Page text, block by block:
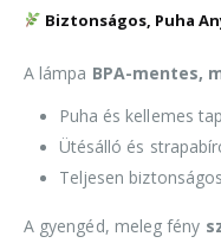
Biztonságos, Puha
A lámpa BPA-mentes,
Puha és kellemes
Ütésálló és
Teljesen
A gyengéd, meleg fény